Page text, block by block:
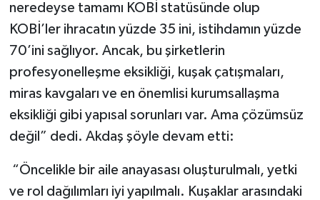
neredeyse tamamı KOBİ statüsünde olup
KOBİ’ler ihracatın yüzde 35 ini, istihdamın yüzde
70’ini sağlıyor. Ancak, bu şirketlerin
profesyonelleşme eksikliği, kuşak çatışmaları,
miras kavgaları ve en önemlisi kurumsallaşma
eksikliği gibi yapısal sorunları var. Ama çözümsüz
değil” dedi. Akdaş şöyle devam etti:
“Öncelikle bir aile anayasası oluşturulmalı, yetki
ve rol dağılımları iyi yapılmalı. Kuşaklar arasındaki